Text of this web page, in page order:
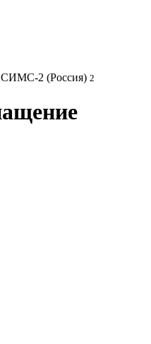
СИМС-2 (Россия) 2